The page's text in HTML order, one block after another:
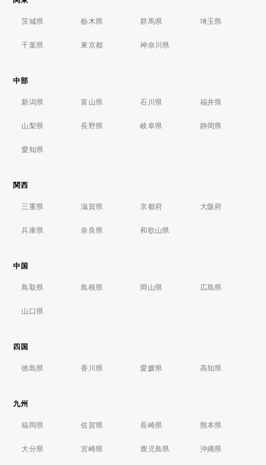
茨城県 栃木県 群馬県 埼玉県
千葉県 東京都 神奈川県
中部
新潟県 富山県 石川県 福井県
山梨県 長野県 岐阜県 静岡県
愛知県
関西
三重県 滋賀県 京都府 大阪府
兵庫県 奈良県 和歌山県
中国
鳥取県 島根県 岡山県 広島県
山口県
四国
徳島県 香川県 愛媛県 高知県
九州
福岡県 佐賀県 長崎県 熊本県
大分県 宮崎県 鹿児島県 沖縄県